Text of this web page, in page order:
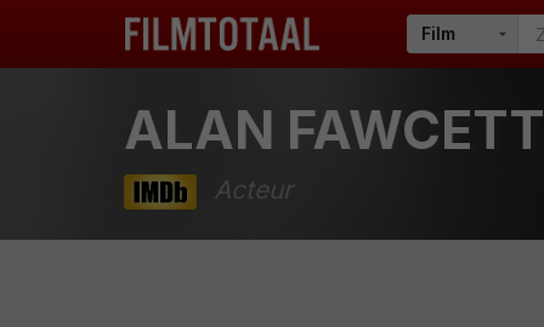
ALAN FAWCETT
Acteur